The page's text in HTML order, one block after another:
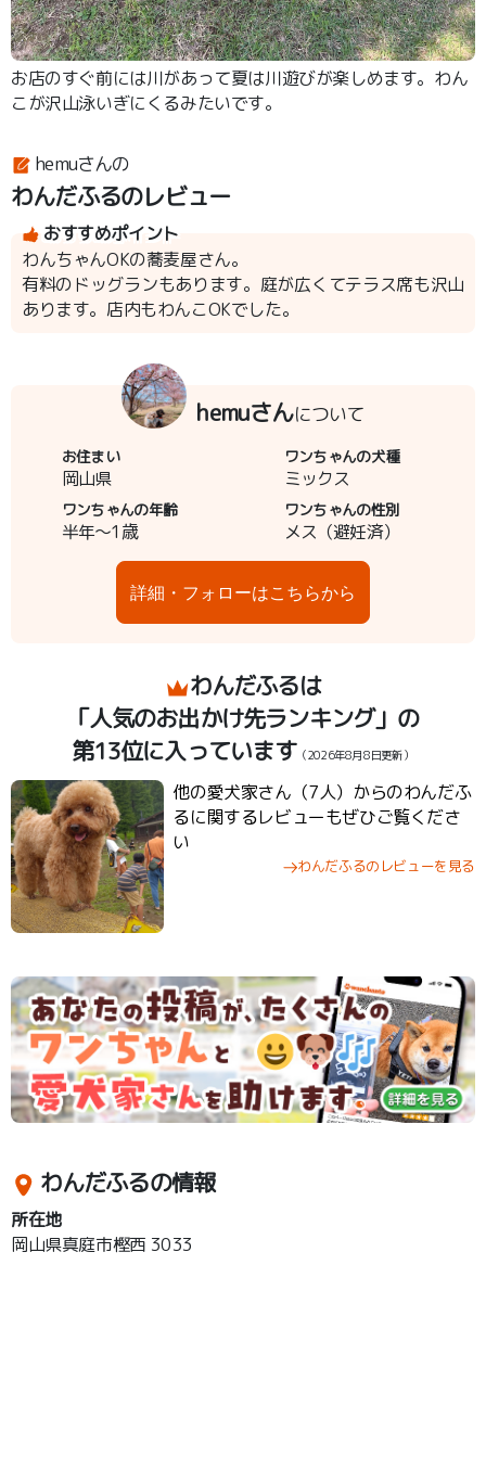
お店のすぐ前には川があって夏は川遊びが楽しめます。わん
こが沢山泳いぎにくるみたいです。
hemuさんの
わんだふるのレビュー
おすすめポイント
わんちゃんOKの蕎麦屋さん。
有料のドッグランもあります。庭が広くてテラス席も沢山
あります。店内もわんこOKでした。
hemuさんについて
お住まい
岡山県
ワンちゃんの犬種
ミックス
ワンちゃんの年齢
半年～1歳
ワンちゃんの性別
メス（避妊済）
詳細・フォローはこちらから
わんだふるは
「人気のお出かけ先ランキング」の
第13位に入っています （2026年8月8日更新）
他の愛犬家さん（7人）からのわんだふ
るに関するレビューもぜひご覧くださ
い
わんだふるのレビューを見る
わんだふるの情報
所在地
岡山県真庭市樫西 3033